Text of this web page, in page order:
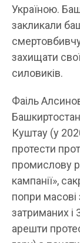
Україною.
закликали
захищати
силовиків.
Фаіль
Куштау (у
протести
промислову
кампанії»,
попри
затриманих і
арешти